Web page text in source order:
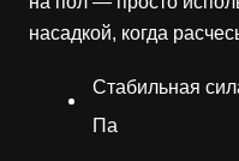
насадкой, когда
Стабильная
Па